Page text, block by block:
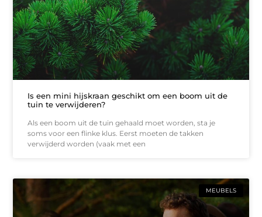
Is een mini hijskraan geschikt om een boom uit de
tuin te verwijderen?
Als een boom uit de tuin gehaald moet worden, sta je
soms voor een flinke klus. Eerst moeten de takken
verwijderd worden (vaak met een
MEUBELS